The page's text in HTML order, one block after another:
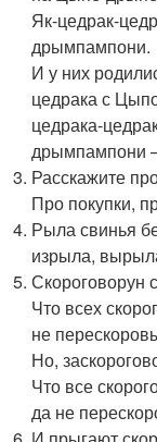
Як-цедрак-
дрымпампони.
И у них
цедрака с
цедрака-
дрымпампони
Расскажите
Про покупки,
Рыла свинья
изрыла,
Скороговорун
Что всех
не
Но,
Что все
да не